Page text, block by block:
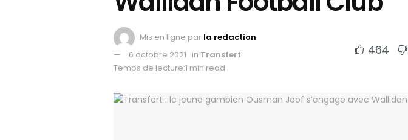
Mis en ligne par la redaction
6 octobre 2021 in Transfert
Temps de lecture:1 min read
464